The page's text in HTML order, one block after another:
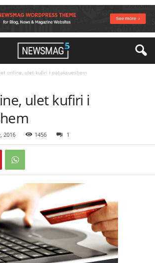
online, ulet kufiri i pataksueshem
ulet kufiri i
2016 1456 1